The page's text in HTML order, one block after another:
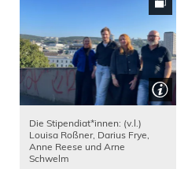
Die Stipendiat*innen: (v.l.)
Louisa Roßner, Darius Frye,
Anne Reese und Arne
Schwelm